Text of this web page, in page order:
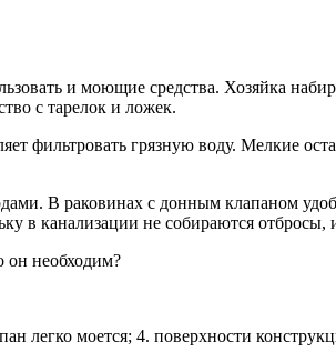
и моющие средства. Хозяйка
с тарелок и ложек.
фильтровать грязную воду. Мелкие
В раковинах с донным клапаном
в канализации не собираются
легко моется; 4. поверхности